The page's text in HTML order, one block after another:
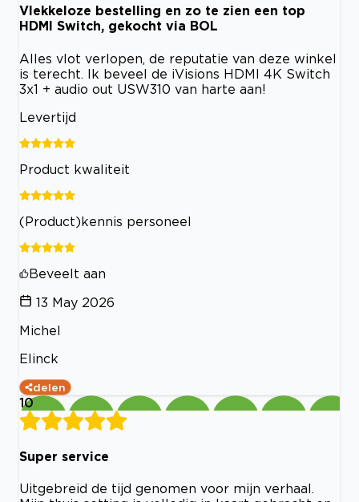
Vlekkeloze bestelling en zo te zien een top
HDMI Switch, gekocht via BOL
Alles vlot verlopen, de reputatie van deze winkel
is terecht. Ik beveel de iVisions HDMI 4K Switch
3x1 + audio out USW310 van harte aan!
Levertijd
Product kwaliteit
(Product)kennis personeel
Beveelt aan
13 May 2026
Michel
Elinck
delen
10
Super service
Uitgebreid de tijd genomen voor mijn verhaal.